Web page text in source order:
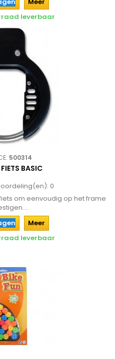
leverbaar
500314
BASIC
0
om eenvoudig op het frame
Meer
leverbaar